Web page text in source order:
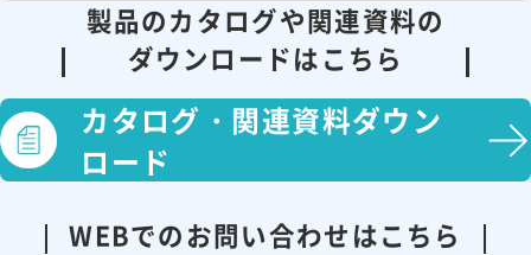
製品のカタログや関連資料の
ダウンロードはこちら
カタログ・ 関連資料ダウン
ロード
WEBでのお問い合わせはこちら